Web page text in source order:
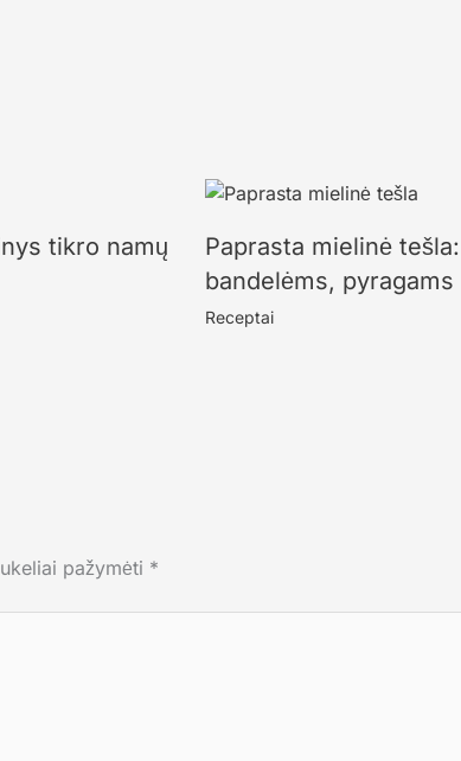
tikro namų
Paprasta mielinė
bandelėms,
Receptai
pažymėti *